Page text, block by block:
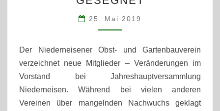
HELFERN
GESEGNET
25. Mai 2019
Der Niederneisener Obst- und Gartenbauverein
verzeichnet neue Mitglieder – Veränderungen im
Vorstand bei Jahreshauptversammlung
Niederneisen. Während bei vielen anderen
Vereinen über mangelnden Nachwuchs geklagt